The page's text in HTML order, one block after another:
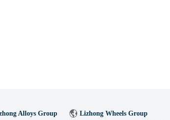
Alloys Group Lizhong Wheels Group